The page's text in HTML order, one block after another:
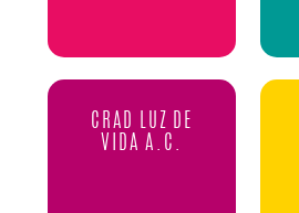
CRAD LUZ DE
VIDA A.C.